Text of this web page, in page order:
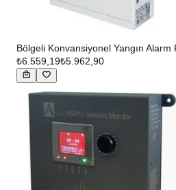
Bölgeli Konvansiyonel Yangın Alarm
₺6.559,19₺5.962,90